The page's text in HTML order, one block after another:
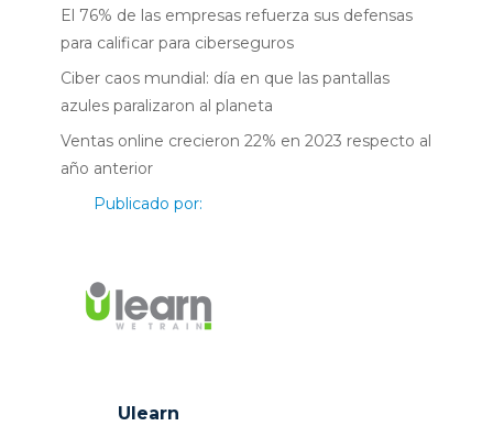
El 76% de las empresas refuerza sus defensas
para calificar para ciberseguros
Ciber caos mundial: día en que las pantallas
azules paralizaron al planeta
Ventas online crecieron 22% en 2023 respecto al
año anterior
Publicado por:
Ulearn